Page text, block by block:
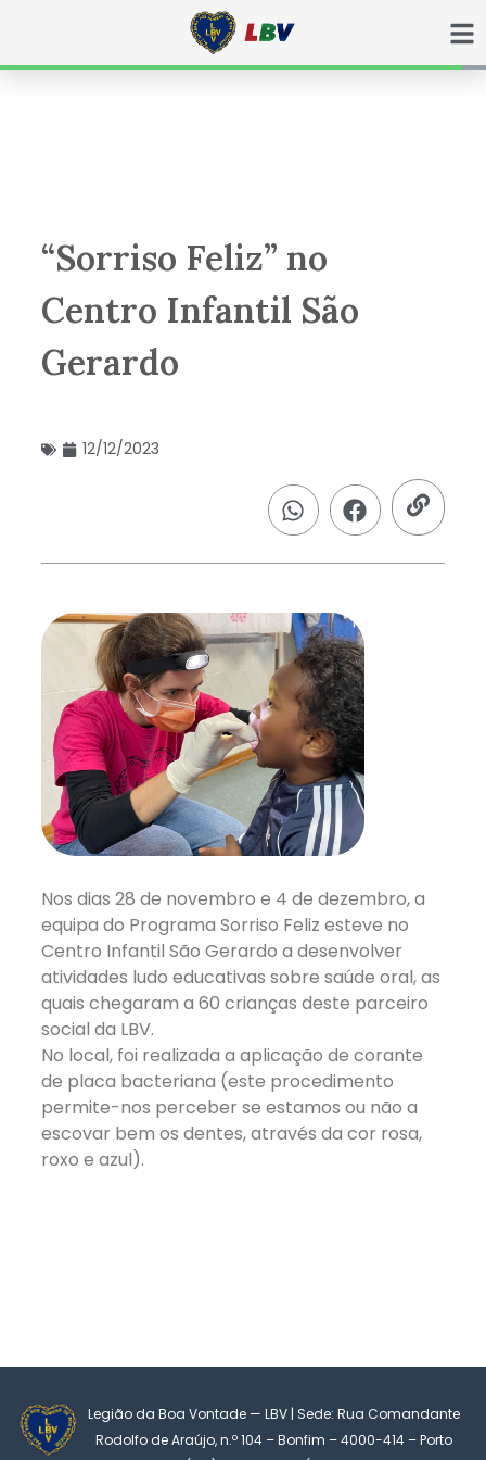
“Sorriso Feliz” no
Centro Infantil São
Gerardo
12/12/2023
Nos dias 28 de novembro e 4 de dezembro, a
equipa do Programa Sorriso Feliz esteve no
Centro Infantil São Gerardo a desenvolver
atividades ludo educativas sobre saúde oral, as
quais chegaram a 60 crianças deste parceiro
social da LBV.
No local, foi realizada a aplicação de corante
de placa bacteriana (este procedimento
permite-nos perceber se estamos ou não a
escovar bem os dentes, através da cor rosa,
roxo e azul).
Legião da Boa Vontade — LBV | Sede: Rua Comandante
Rodolfo de Araújo, n.º 104 – Bonfim – 4000-414 – Porto